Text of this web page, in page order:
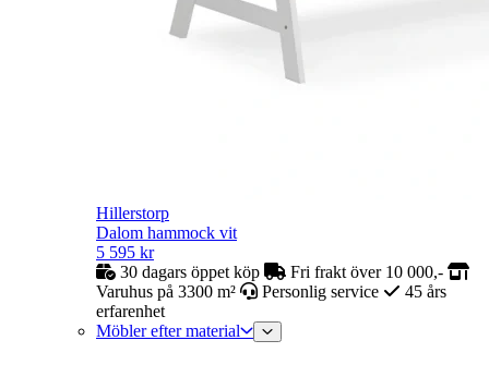
Hillerstorp
Dalom hammock vit
5 595 kr
30 dagars öppet köp
Fri frakt över 10 000,-
Varuhus på 3300 m²
Personlig service
45 års
erfarenhet
Möbler efter material